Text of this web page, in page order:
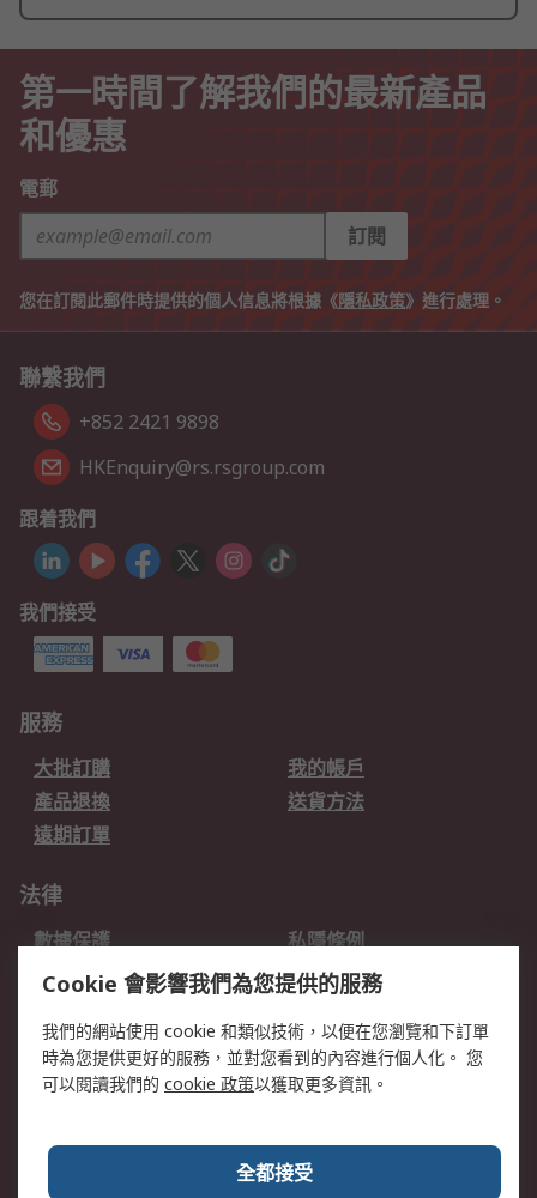
第一時間了解我們的最新產品
和優惠
電郵
訂閱
您在訂閱此郵件時提供的個人信息將根據《隱私政策》進行處理。
聯繫我們
+852 2421 9898
HKEnquiry@rs.rsgroup.com
跟着我們
我們接受
服務
大批訂購
我的帳戶
產品退換
送貨方法
遠期訂單
法律
數據保護
私隱條例
網站條款
郵件安全
關於RS
全球辦事處
加入我們
關於RS
Cookie 會影響我們為您提供的服務
我們的網站使用 cookie 和類似技術，以便在您瀏覽和下訂單
時為您提供更好的服務，並對您看到的內容進行個人化。 您
可以閱讀我們的 cookie 政策以獲取更多資訊。
全都接受